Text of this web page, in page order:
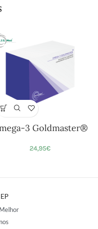
3 Goldmaster®
24,95€